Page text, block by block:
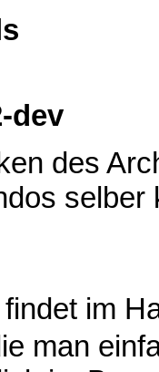
dev
des
selber
im
man